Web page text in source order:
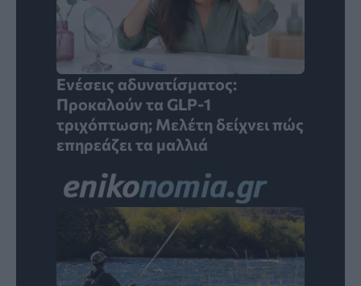
Ενέσεις αδυνατίσματος:
Προκαλούν τα GLP-1
τριχόπτωση; Μελέτη δείχνει πώς
επηρεάζει τα μαλλιά